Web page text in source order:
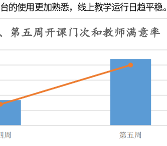
的使用更加熟悉，线上教学运行日趋平稳。